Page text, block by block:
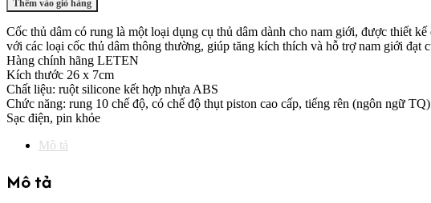
dâm
Leten
Gun
King
cao
cấp
số
lượng
Thêm vào giỏ hàng
Cốc thủ dâm có rung là một loại dụng cụ thủ dâm dành cho nam giới, được thiết
với các loại cốc thủ dâm thông thường, giúp tăng kích thích và hỗ trợ nam giới đạt
Hàng chính hãng LETEN
Kích thước 26 x 7cm
Chất liệu: ruột silicone kết hợp nhựa ABS
Chức năng: rung 10 chế độ, có chế độ thụt piston cao cấp, tiếng rên (ngôn ngữ TQ)
Sạc điện, pin khỏe
Mô tả
Mô tả